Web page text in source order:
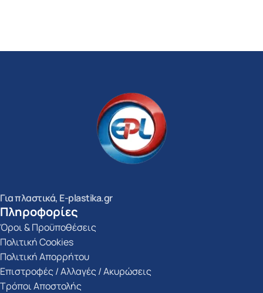
Για πλαστικά, E-plastika.gr
Πληροφορίες
Όροι & Προϋποθέσεις
Πολιτική Cookies
Πολιτική Απορρήτου
Επιστροφές / Αλλαγές / Ακυρώσεις
Τρόποι Αποστολής